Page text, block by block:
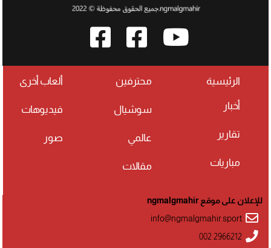
الرئيسية
أخبار
تقارير
مباريات
محترفين
سوشيال
عالمي
مقالات
ألعاب أخرى
فيديوهات
صور
للإعلان على موقع ngmalgmahir
info@ngmalgmahir.sport
002 2966212